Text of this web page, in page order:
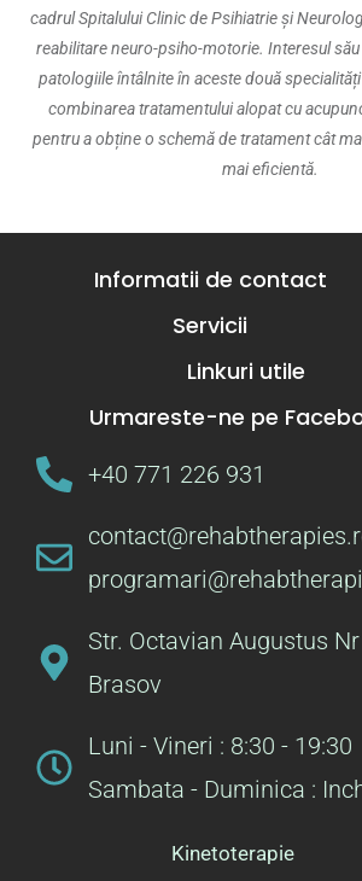
cadrul Spitalului Clinic de Psihiatrie și
reabilitare neuro-psiho-motorie. Interesul
patologiile întâlnite în aceste două
combinarea tratamentului alopat cu
pentru a obține o schemă de tratament cât
mai eficientă.
Informatii de contact
Servicii
Linkuri utile
Urmareste-ne pe
+40 771 226 931
Str. Octavian Augustus
Brasov
Luni - Vineri : 8:30 - 19:30
Sambata - Duminica :
Kinetoterapie